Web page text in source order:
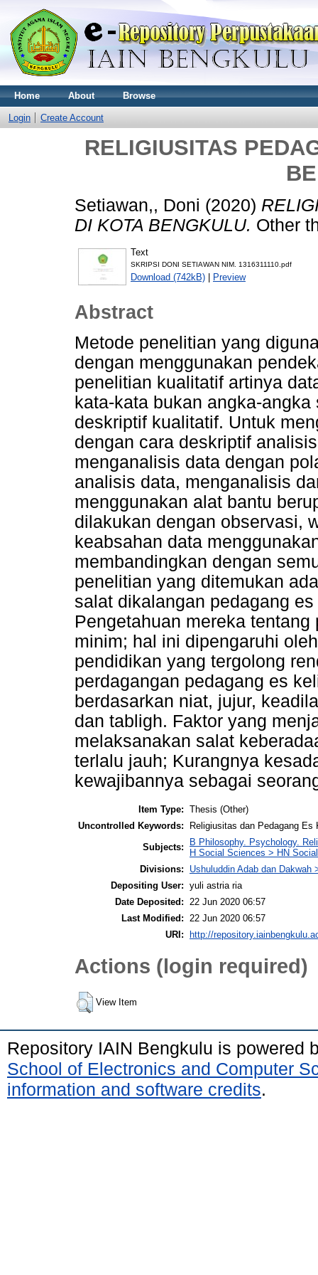
Home About Browse
Login Create Account
RELIGIUSITAS
Setiawan,, Doni (2020)
DI KOTA BENGKULU. Other
Text
SKRIPSI DONI SETIAWAN NIM. 1316311110.pdf
Download (742kB) | Preview
Abstract
Metode penelitian yang
dengan menggunakan
penelitian kualitatif artinya
kata-kata bukan angka-
deskriptif kualitatif. Untuk
dengan cara deskriptif
menganalisis data dengan
analisis data, menganalisis
menggunakan alat bantu
dilakukan dengan observasi,
keabsahan data
membandingkan dengan
penelitian yang ditemukan
salat dikalangan pedagang
Pengetahuan mereka
minim; hal ini dipengaruhi
pendidikan yang tergolong
perdagangan pedagang es
berdasarkan niat, jujur,
dan tabligh. Faktor yang
melaksanakan salat
terlalu jauh; Kurangnya
kewajibannya sebagai
Item Type: Thesis (Other)
Uncontrolled Keywords:
Religiusitas dan Pedagang Es
Subjects:
B Philosophy. Psychology.
H Social Sciences > HN
Divisions:
Ushuluddin Adab dan
Depositing User: yuli astria ria
Date Deposited:
22 Jun 2020 06:57
Last Modified:
22 Jun 2020 06:57
URI:
http://
Actions (login required)
View Item
Repository IAIN Bengkulu is powered
School of Electronics and Computer
information and software credits.